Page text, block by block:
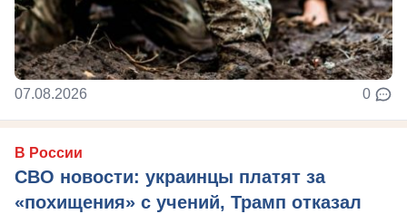
07.08.2026 0
В России
СВО новости: украинцы платят за
«похищения» с учений, Трамп отказал